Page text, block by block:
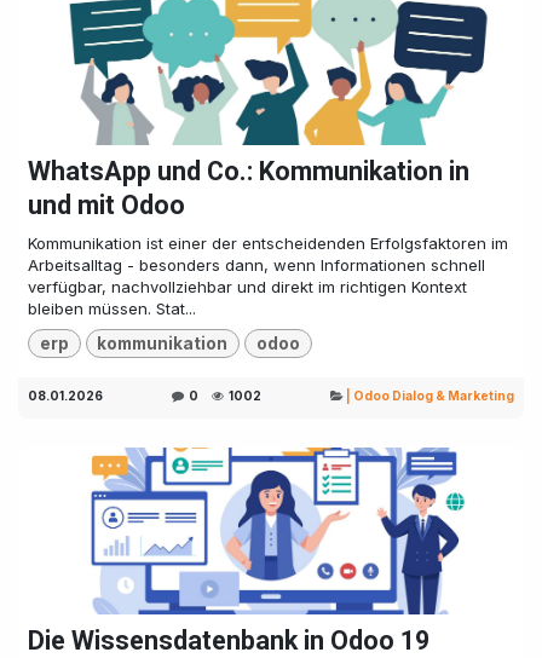
WhatsApp und Co.: Kommunikation in
und mit Odoo
Kommunikation ist einer der entscheidenden Erfolgsfaktoren im
Arbeitsalltag - besonders dann, wenn Informationen schnell
verfügbar, nachvollziehbar und direkt im richtigen Kontext
bleiben müssen. Stat...
erp
kommunikation odoo
08.01.2026 0 1002 | Odoo Dialog & Marketing
Die Wissensdatenbank in Odoo 19